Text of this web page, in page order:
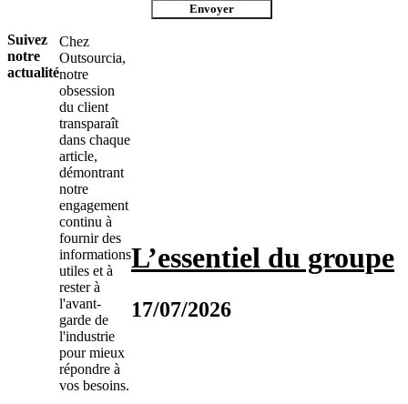
Envoyer
Suivez
notre
actualité
Chez
Outsourcia,
notre
obsession
du client
transparaît
dans chaque
article,
démontrant
notre
engagement
continu à
fournir des
informations
utiles et à
rester à
l'avant-
garde de
l'industrie
pour mieux
répondre à
vos besoins.
L’essentiel du groupe
17/07/2026